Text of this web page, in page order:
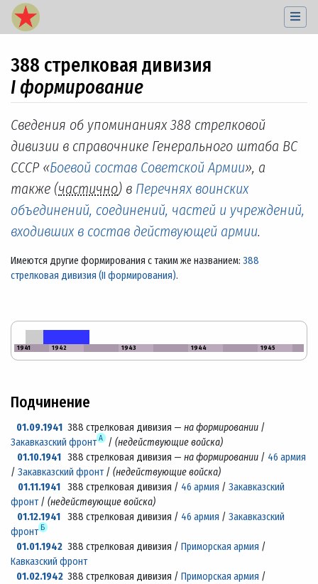
388 стрелковая дивизия
I формирование
Перейти к:навигация,поиск
Сведения об упоминаниях 388 стрелковой
дивизии в справочнике Генерального штаба ВС
СССР «Боевой состав Советской Армии», а
также (частично) в Перечнях воинских
объединений, соединений, частей и учреждений,
входивших в состав действующей армии.
Имеются другие формирования с таким же названием: 388
стрелковая дивизия (II формирования).
1941 1942 1943 1944 1945
Подчинение
01.09.1941388 стрелковая дивизия —на формировании /
Закавказский фронт А / (недействующие войска)
01.10.1941 388 стрелковая дивизия —на формировании / 46 армия
/ Закавказский фронт/ (недействующие войска)
01.11.1941 388 стрелковая дивизия / 46 армия /Закавказский
фронт/ (недействующие войска)
01.12.1941 388 стрелковая дивизия / 46 армия /Закавказский
фронт Б
01.01.1942388 стрелковая дивизия /Приморская армия /
Кавказский фронт
01.02.1942388 стрелковая дивизия /Приморская армия /